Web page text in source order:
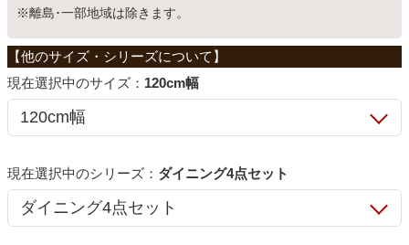
こたつ
寝具
ファブリック
※離島･一部地域は除きます。
サイズ： 120cm幅
シリーズ： ダイニング4点セット